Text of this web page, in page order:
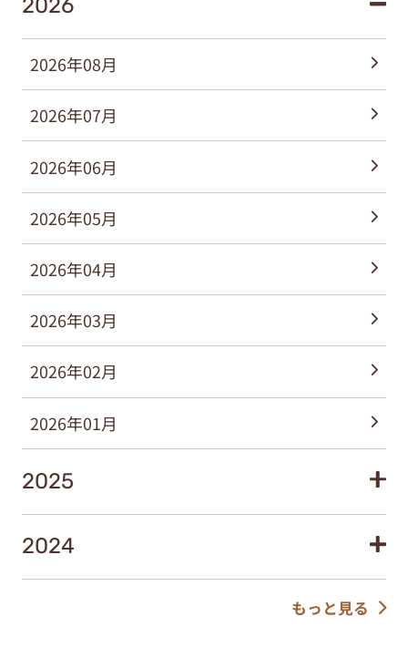
2026
2026年08月
2026年07月
2026年06月
2026年05月
2026年04月
2026年03月
2026年02月
2026年01月
2025
2024
もっと見る